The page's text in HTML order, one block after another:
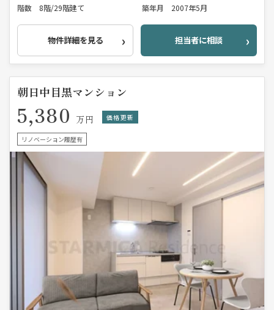
階数
8階/29階建て 築年月 2007年5月
物件詳細を見る 担当者に相談
朝日中目黒マンション
5,380 万円 価格更新
リノベーション履歴有